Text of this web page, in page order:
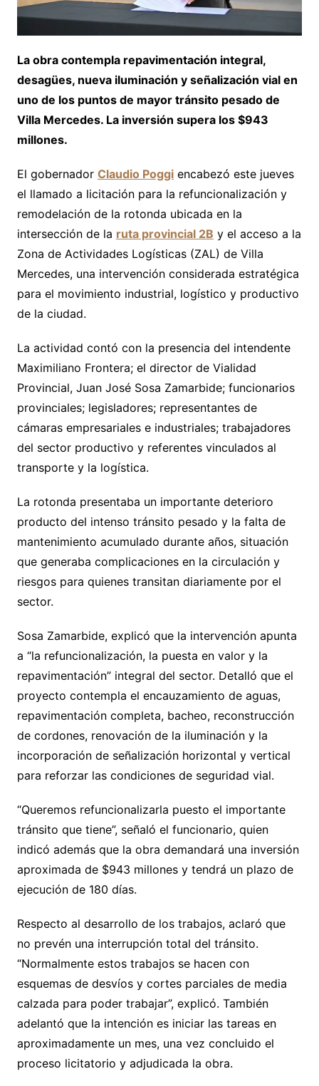
La obra contempla repavimentación integral,
desagües, nueva iluminación y señalización vial en
uno de los puntos de mayor tránsito pesado de
Villa Mercedes. La inversión supera los $943
millones.
El gobernador Claudio Poggiencabezó este jueves
el llamado a licitación para la refuncionalización y
remodelación de la rotonda ubicada en la
intersección de la ruta provincial 2B y el acceso a la
Zona de Actividades Logísticas (ZAL) de Villa
Mercedes, una intervención considerada estratégica
para el movimiento industrial, logístico y productivo
de la ciudad.
La actividad contó con la presencia del intendente
Maximiliano Frontera; el director de Vialidad
Provincial, Juan José Sosa Zamarbide; funcionarios
provinciales; legisladores; representantes de
cámaras empresariales e industriales; trabajadores
del sector productivo y referentes vinculados al
transporte y la logística.
La rotonda presentaba un importante deterioro
producto del intenso tránsito pesado y la falta de
mantenimiento acumulado durante años, situación
que generaba complicaciones en la circulación y
riesgos para quienes transitan diariamente por el
sector.
Sosa Zamarbide, explicó que la intervención apunta
a “la refuncionalización, la puesta en valor y la
repavimentación” integral del sector. Detalló que el
proyecto contempla el encauzamiento de aguas,
repavimentación completa, bacheo, reconstrucción
de cordones, renovación de la iluminación y la
incorporación de señalización horizontal y vertical
para reforzar las condiciones de seguridad vial.
“Queremos refuncionalizarla puesto el importante
tránsito que tiene”, señaló el funcionario, quien
indicó además que la obra demandará una inversión
aproximada de $943 millones y tendrá un plazo de
ejecución de 180 días.
Respecto al desarrollo de los trabajos, aclaró que
no prevén una interrupción total del tránsito.
“Normalmente estos trabajos se hacen con
esquemas de desvíos y cortes parciales de media
calzada para poder trabajar”, explicó. También
adelantó que la intención es iniciar las tareas en
aproximadamente un mes, una vez concluido el
proceso licitatorio y adjudicada la obra.